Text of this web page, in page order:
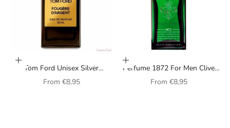
Choose options
Tom Ford Unisex Silver
Fougere Perfume
Sale price
From €8,95
Choose options
Perfume 1872 For Men Clive
Christian for men
Sale price
From €8,95